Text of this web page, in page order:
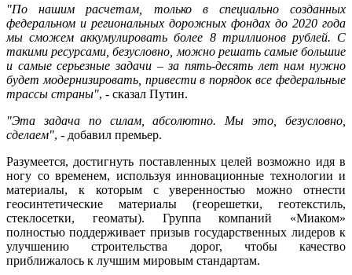
"По нашим расчетам, только в специально созданных
федеральном и региональных дорожных фондах до 2020 года
мы сможем аккумулировать более 8 триллионов рублей. С
такими ресурсами, безусловно, можно решать самые большие
и самые серьезные задачи – за пять-десять лет нам нужно
будет модернизировать, привести в порядок все федеральные
трассы страны", - сказал Путин.
"Эта задача по силам, абсолютно. Мы это, безусловно,
сделаем", - добавил премьер.
Разумеется, достигнуть поставленных целей возможно идя в
ногу со временем, используя инновационные технологии и
материалы, к которым с уверенностью можно отнести
геосинтетические материалы (георешетки, геотекстиль,
стеклосетки, геоматы). Группа компаний «Миаком»
полностью поддерживает призыв государственных лидеров к
улучшению строительства дорог, чтобы качество
приближалось к лучшим мировым стандартам.